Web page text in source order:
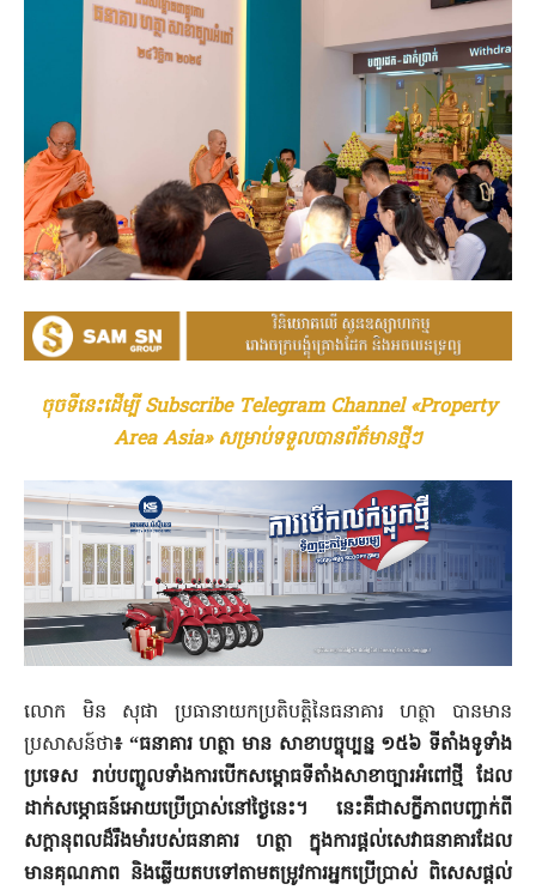
ចុចទីនេះដើម្បី Subscribe Telegram Channel «Property
Area Asia» សម្រាប់ទទួលបានព័ត៌មានថ្មីៗ
លោក មិន សុផា ប្រធានាយកប្រតិបត្តិនៃធនាគារ ហត្ថា បានមាន
ប្រសាសន៍ថា៖ “ធនាគារ ហត្ថា មាន សាខាបច្ចុប្បន្ន ១៥៦ ទីតាំងទូទាំង
ប្រទេស រាប់បញ្ចូលទាំងការបើកសម្ពោធទីតាំងសាខាច្បារអំពៅថ្មី ដែល
ដាក់សម្ភោធន៍អោយប្រើប្រាស់នៅថ្ងៃនេះ។ នេះគឺជាសក្ខីភាពបញ្ជាក់ពី
សក្ដានុពលដ៏រឹងមាំរបស់ធនាគារ ហត្ថា ក្នុងការផ្តល់សេវាធនាគារដែល
មានគុណភាព និងឆ្លើយតបទៅតាមតម្រូវការអ្នកប្រើប្រាស់ ពិសេសផ្ដល់